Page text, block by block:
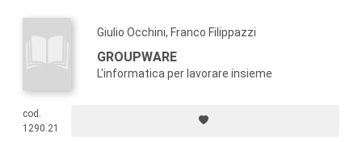
Giulio Occhini, Franco Filippazzi
GROUPWARE
L'informatica per lavorare insieme
cod.
1290.21